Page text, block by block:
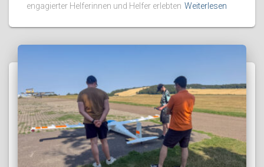
engagierter Helferinnen und Helfer erlebten Weiterlesen